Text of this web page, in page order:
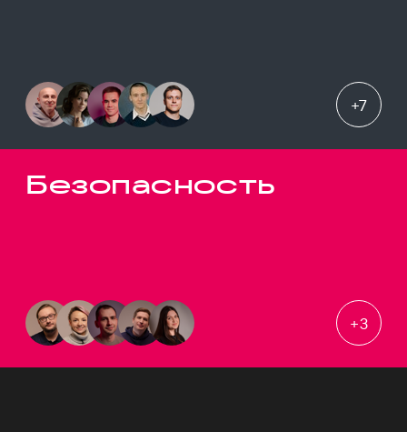
+7
Безопасность
+3